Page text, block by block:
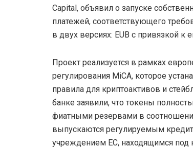
Capital, объявил о запуске
платежей, соответствующего
в двух версиях: EUB с привязкой к
Проект реализуется в рамках
регулирования MiCA, которое
правила для криптоактивов и
банке заявили, что токены
фиатными резервами в
выпускаются регулируемым
учреждением ЕС, находящимся под